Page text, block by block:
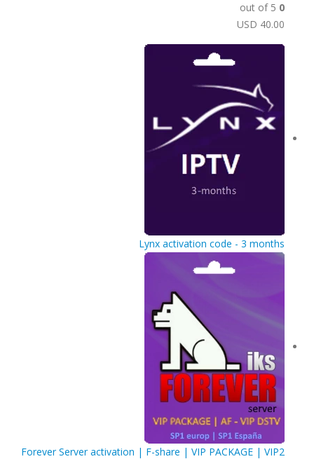
0
USD 40.00
Lynx activation code - 3 months
Forever Server activation | F-share | VIP PACKAGE | VIP2